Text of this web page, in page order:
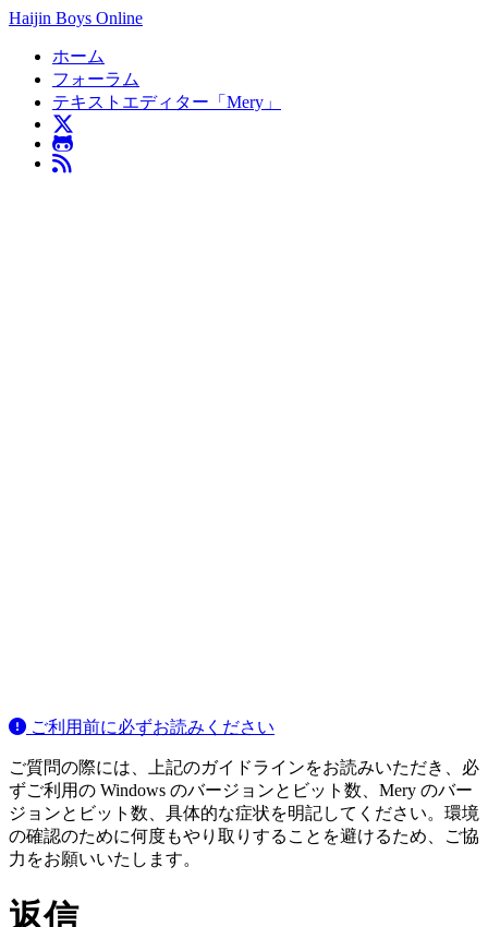
Haijin Boys Online
ホーム
フォーラム
テキストエディター「Mery」
ご利用前に必ずお読みください
ご質問の際には、上記のガイドラインをお読みいただき、必
ずご利用の Windows のバージョンとビット数、Mery のバー
ジョンとビット数、具体的な症状を明記してください。環境
の確認のために何度もやり取りすることを避けるため、ご協
力をお願いいたします。
返信